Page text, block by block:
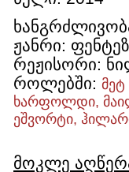
ჟანრი:
რეჟისორი:
როლებში:
ხარფოლდი,
ეშვორტი,
მოკლე